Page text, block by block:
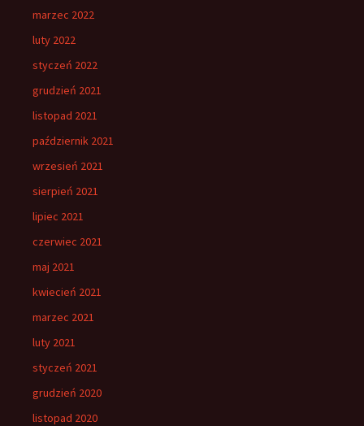
marzec 2022
luty 2022
styczeń 2022
grudzień 2021
listopad 2021
październik 2021
wrzesień 2021
sierpień 2021
lipiec 2021
czerwiec 2021
maj 2021
kwiecień 2021
marzec 2021
luty 2021
styczeń 2021
grudzień 2020
listopad 2020